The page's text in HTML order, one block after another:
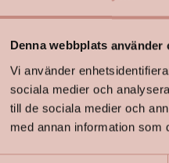
Denna webbplats använder
Vi använder
sociala medier och
till de sociala medier och
med annan information som